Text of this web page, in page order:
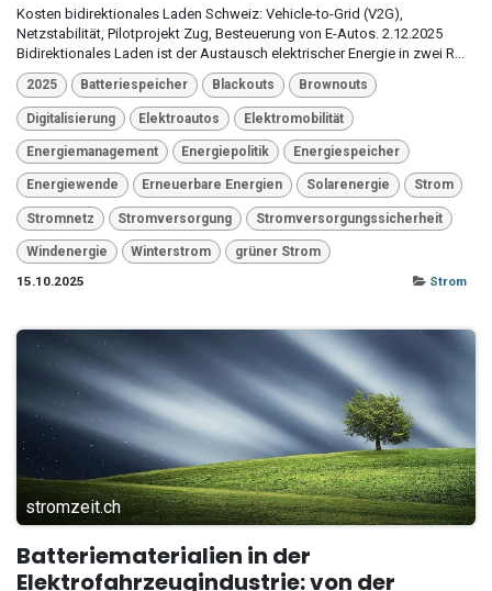
Kosten bidirektionales Laden Schweiz: Vehicle-to-Grid (V2G),
Netzstabilität, Pilotprojekt Zug, Besteuerung von E-Autos. 2.12.2025
Bidirektionales Laden ist der Austausch elektrischer Energie in zwei R...
2025 Batteriespeicher Blackouts Brownouts
Digitalisierung Elektroautos Elektromobilität
Energiemanagement Energiepolitik Energiespeicher
Energiewende Erneuerbare Energien Solarenergie Strom
Stromnetz Stromversorgung Stromversorgungssicherheit
Windenergie Winterstrom
grüner Strom
15.10.2025
Strom
stromzeit.ch
Batteriematerialien in der
Elektrofahrzeugindustrie: von der